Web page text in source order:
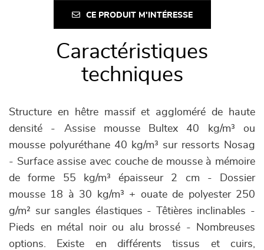
CE PRODUIT M'INTÉRESSE
Caractéristiques
techniques
Structure en hêtre massif et aggloméré de haute
densité - Assise mousse Bultex 40 kg/m³ ou
mousse polyuréthane 40 kg/m³ sur ressorts Nosag
- Surface assise avec couche de mousse à mémoire
de forme 55 kg/m³ épaisseur 2 cm - Dossier
mousse 18 à 30 kg/m³ + ouate de polyester 250
g/m² sur sangles élastiques - Têtières inclinables -
Pieds en métal noir ou alu brossé - Nombreuses
options. Existe en différents tissus et cuirs,